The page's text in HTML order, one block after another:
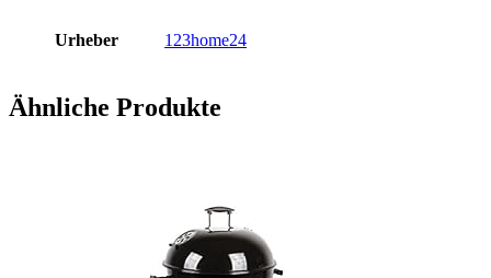
Urheber 123home24
Ähnliche Produkte